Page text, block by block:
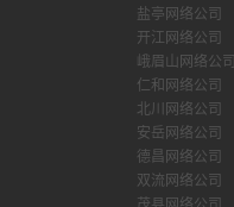
盐亭网络公司
开江网络公司
峨眉山网络公司
仁和网络公司
北川网络公司
安岳网络公司
德昌网络公司
双流网络公司